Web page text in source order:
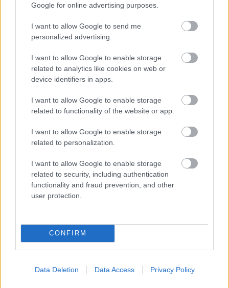
Google for online advertising purposes.
I want to allow Google to send me
personalized advertising.
I want to allow Google to enable storage
related to analytics like cookies on web or
device identifiers in apps.
I want to allow Google to enable storage
related to functionality of the website or app.
I want to allow Google to enable storage
related to personalization.
I want to allow Google to enable storage
related to security, including authentication
functionality and fraud prevention, and other
user protection.
CONFIRM
Data Deletion Data Access Privacy Policy
Látványos építési szakasz indult be a
Flórián téri felüljárón
HÍRLEVÉL
E-mail cím